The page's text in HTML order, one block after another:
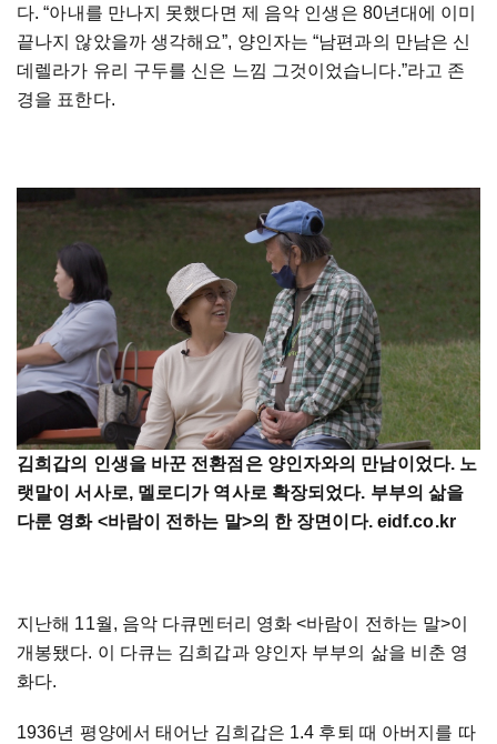
다. “아내를 만나지 못했다면 제 음악 인생은 80년대에 이미
끝나지
않았을까 생각해요”, 양인자는 “남편과의 만남은 신
데렐라가 유리 구두를 신은 느낌 그것이었습니다.”라고 존
경을 표한다.
김희갑의 인생을 바꾼 전환점은 양인자와의 만남이었다. 노
랫말이
서사로, 멜로디가 역사로 확장되었다. 부부의 삶을
다룬 영화<바람이 전하는 말>의 한 장면이다. eidf.co.kr
지난해 11월, 음악 다큐멘터리 영화 <바람이 전하는 말>이
개봉됐다. 이 다큐는 김희갑과 양인자 부부의 삶을 비춘 영
화다.
1936년 평양에서 태어난 김희갑은 1.4 후퇴 때 아버지를 따